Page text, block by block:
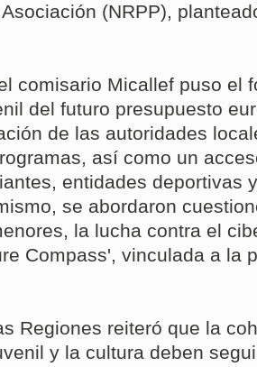
(NRPP),
comisario Micallef puso el
del futuro presupuesto
de las autoridades
así como un
entidades deportivas
se abordaron
la lucha contra el
Compass', vinculada a la
Regiones reiteró que la
y la cultura deben